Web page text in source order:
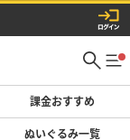
課金おすすめ
ぬいぐるみ一覧